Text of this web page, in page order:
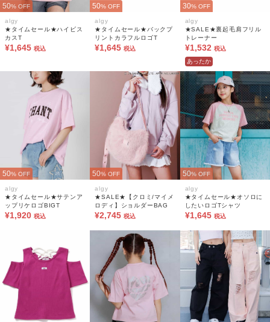
50% OFF
algy
★タイムセール★ハイビス
カスT
¥1,645 税込
50% OFF
algy
★タイムセール★バックプ
リントカラフルロゴT
¥1,645 税込
30% OFF
algy
★SALE★裏起毛肩フリル
トレーナー
¥1,532 税込
あったか
50% OFF
algy
★タイムセール★サテンア
ップリケロゴBIGT
¥1,920 税込
50% OFF
algy
★SALE★【クロミ/マイメ
ロディ】ショルダーBAG
¥2,745 税込
50% OFF
algy
★タイムセール★オソロに
したいロゴTシャツ
¥1,645 税込